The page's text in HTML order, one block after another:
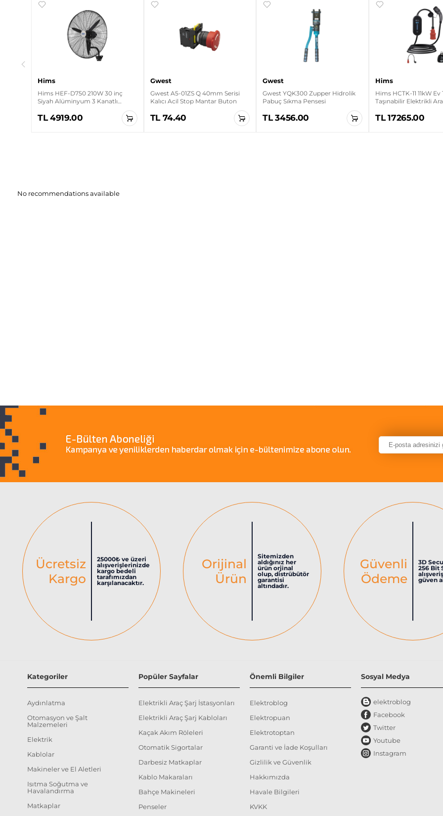
Hims
Hims HEF-D750 210W 30 inç
Siyah Alüminyum 3 Kanatlı
TL 4919.00
Gwest
Gwest A5-01ZS Q 40mm Serisi
Kalıcı Acil Stop Mantar Buton
TL 74.40
Gwest
Gwest YQK300 Zupper Hidrolik
Pabuç Sıkma Pensesi
TL 3456.00
Hims
Hims HCTK-11 11kW Ev
Taşınabilir Elektrikli
TL 17265.00
No recommendations available
Ücretsiz
Kargo
25000₺ ve üzeri
alışverişlerinizde
kargo bedeli
tarafımızdan
karşılanacaktır.
Orijinal
Ürün
Sitemizden
aldığınız her
ürün orjinal
olup, distrübütör
garantisi
altındadır.
Güvenli
Ödeme
3D
256 Bit
güven
Kategoriler
Aydınlatma
Otomasyon ve Şalt
Malzemeleri
Elektrik
Kablolar
Makineler ve El Aletleri
Isıtma Soğutma ve
Havalandırma
Matkaplar
Popüler Sayfalar
Elektrikli Araç Şarj İstasyonları
Elektrikli Araç Şarj Kabloları
Kaçak Akım Röleleri
Otomatik Sigortalar
Darbesiz Matkaplar
Kablo Makaraları
Bahçe Makineleri
Penseler
Önemli Bilgiler
Elektroblog
Elektropuan
Elektrotoptan
Garanti ve İade Koşulları
Gizlilik ve Güvenlik
Hakkımızda
Havale Bilgileri
KVKK
Sosyal Medya
elektroblog
Facebook
Twitter
Youtube
Instagram